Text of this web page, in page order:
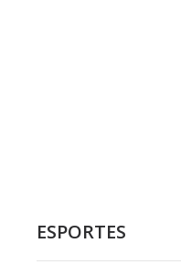
ESPORTES